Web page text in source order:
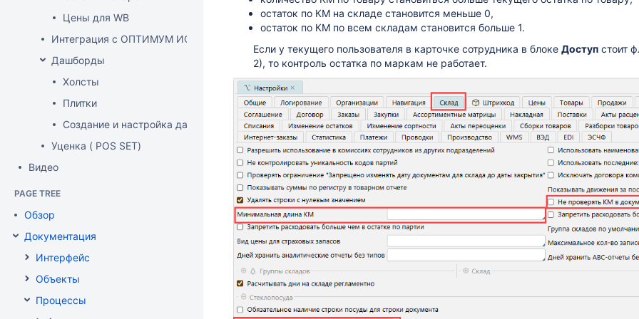
Цены для WB
Интеграция с ОПТИМУМ ИСУМТ
Дашборды
Холсты
Плитки
Создание и настройка дашборда
Уценка ( POS SET)
Видео
PAGE TREE
Обзор
Документация
Интерфейс
Объекты
Процессы
остаток по КМ на складе становится меньше 0,
остаток по КМ по всем складам становится больше 1.
Если у текущего пользователя в карточке сотрудника в блоке Доступ стоит
2), то контроль остатка по маркам не работает.